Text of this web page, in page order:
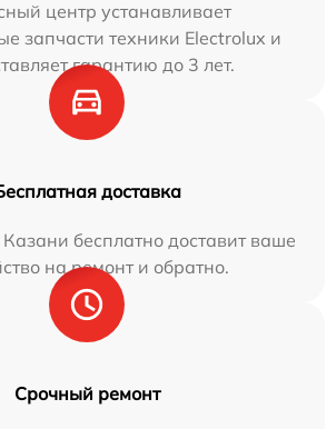
центр устанавливает
запчасти техники Electrolux и
гарантию до 3 лет.
доставка
бесплатно доставит ваше
на ремонт и обратно.
Срочный ремонт